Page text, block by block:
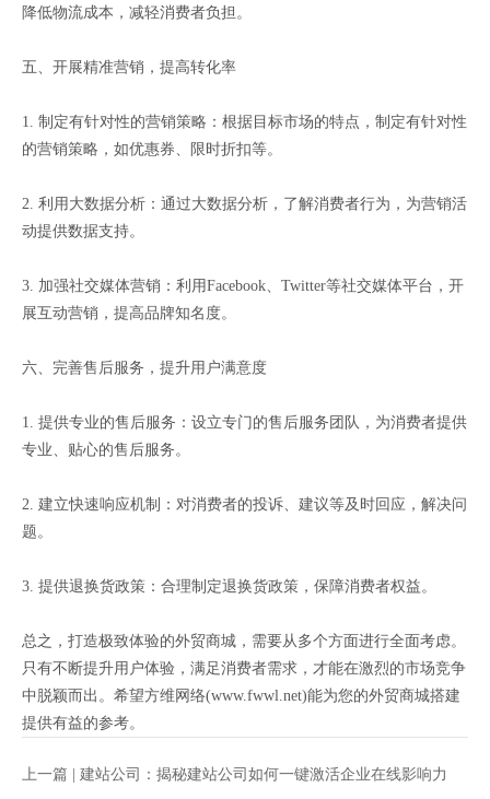
降低物流成本，减轻消费者负担。
五、开展精准营销，提高转化率
1. 制定有针对性的营销策略：根据目标市场的特点，制定有针对性
的营销策略，如优惠券、限时折扣等。
2. 利用大数据分析：通过大数据分析，了解消费者行为，为营销活
动提供数据支持。
3. 加强社交媒体营销：利用Facebook、Twitter等社交媒体平台，开
展互动营销，提高品牌知名度。
六、完善售后服务，提升用户满意度
1. 提供专业的售后服务：设立专门的售后服务团队，为消费者提供
专业、贴心的售后服务。
2. 建立快速响应机制：对消费者的投诉、建议等及时回应，解决问
题。
3. 提供退换货政策：合理制定退换货政策，保障消费者权益。
总之，打造极致体验的外贸商城，需要从多个方面进行全面考虑。
只有不断提升用户体验，满足消费者需求，才能在激烈的市场竞争
中脱颖而出。希望方维网络(www.fwwl.net)能为您的外贸商城搭建
提供有益的参考。
上一篇 | 建站公司：揭秘建站公司如何一键激活企业在线影响力